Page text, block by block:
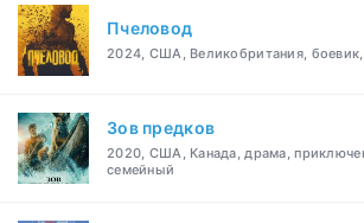
Пчеловод
2024, США, Великобритания,
Зов предков
2020, США, Канада, драма,
семейный